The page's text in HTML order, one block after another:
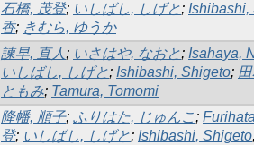
石橋, 茂登; いしばし, しげと; Ishibashi,
香; きむら, ゆうか
諫早, 直人 ; いさはや, なおと; Isahaya,
いしばし, しげと; Ishibashi, Shigeto;
ともみ; Tamura, Tomomi
降幡, 順子; ふりはた, じゅんこ;
登; いしばし, しげと; Ishibashi, Shigeto